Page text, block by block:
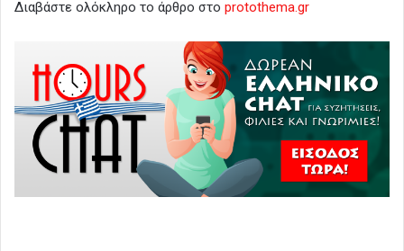
Διαβάστε ολόκληρο το άρθρο στο protothema.gr